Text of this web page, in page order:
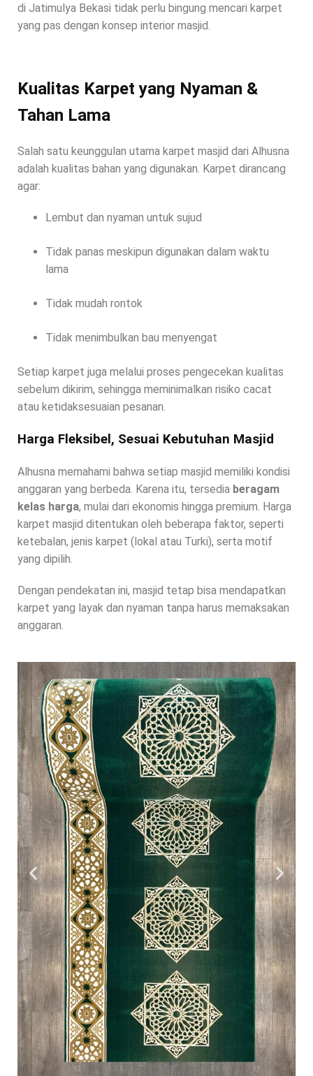
di Jatimulya Bekasi tidak perlu bingung mencari karpet
yang pas dengan konsep interior masjid.
Kualitas Karpet yang Nyaman &
Tahan Lama
Salah satu keunggulan utama karpet masjid dari Alhusna
adalah kualitas bahan yang digunakan. Karpet dirancang
agar:
Lembut dan nyaman untuk sujud
Tidak panas meskipun digunakan dalam waktu
lama
Tidak mudah rontok
Tidak menimbulkan bau menyengat
Setiap karpet juga melalui proses pengecekan kualitas
sebelum dikirim, sehingga meminimalkan risiko cacat
atau ketidaksesuaian pesanan.
Harga Fleksibel, Sesuai Kebutuhan Masjid
Alhusna memahami bahwa setiap masjid memiliki kondisi
anggaran yang berbeda. Karena itu, tersedia beragam
kelas harga, mulai dari ekonomis hingga premium. Harga
karpet masjid ditentukan oleh beberapa faktor, seperti
ketebalan, jenis karpet (lokal atau Turki), serta motif
yang dipilih.
Dengan pendekatan ini, masjid tetap bisa mendapatkan
karpet yang layak dan nyaman tanpa harus memaksakan
anggaran.